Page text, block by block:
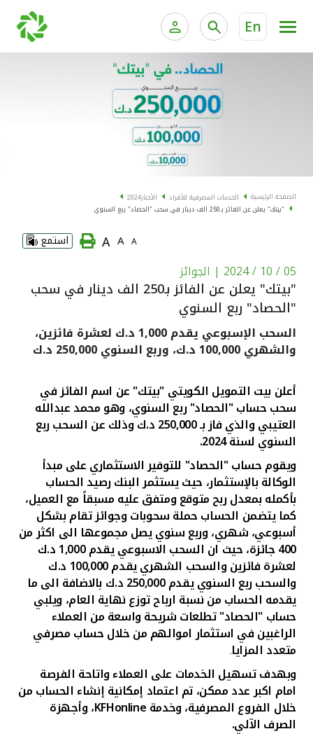
En
الخدمات المصرفية الإلكترونية للأفراد
الخدمات المصرفية الإلكترونية للشركات
خدمة "بيتك" للتداول الإلكتروني
الخدمات المصرفية للأفراد الخدمات المالية الخاصة
الحسابات المصرفية
البطاقات
"برامج العملاء"
الاستثمار
القنوات المصرفية
خدمات ما بعد البيع
اتصل بنا
مواقع الفروع وأجهزة الصرف الآلي
ألمانيا
ماليزيا
تركيا
مصر
المملكة المتحدة
الصفحة الرئيسية الخدمات المصرفية للأفراد الأخبار2024
"بيتك" يعلن عن الفائز بـ250 الف دينار في سحب "الحصاد" ربع السنوي
A
A
A استمع
05 / 10 / 2024 | الجوائز
"بيتك" يعلن عن الفائز بـ250 الف دينار في سحب
"الحصاد" ربع السنوي
السحب الإسبوعي يقدم 1,000 د.ك لعشرة فائزين،
والشهري 100,000 د.ك، وربع السنوي 250,000 د.ك
أعلن بيت التمويل الكويتي "بيتك" عن اسم الفائز في
سحب حساب "الحصاد" ربع السنوي، وهو محمد عبدالله
العتيبي والذي فاز بـ 250,000 د.ك وذلك عن السحب ربع
السنوي لسنة 2024.
ويقوم حساب "الحصاد" للتوفير الاستثماري على مبدأ
الوكالة بالإستثمار، حيث يستثمر البنك رصيد الحساب
بأكمله بمعدل ربح متوقع ومتفق عليه مسبقاً مع العميل،
كما يتضمن الحساب حملة سحوبات وجوائز تقام بشكل
أسبوعي، شهري، وربع سنوي يصل مجموعها الى اكثر من
400 جائزة، حيث ان السحب الاسبوعي يقدم 1,000 د.ك
لعشرة فائزين والسحب الشهري يقدم 100,000 د.ك
والسحب ربع السنوي يقدم 250,000 د.ك بالاضافة الى ما
يقدمه الحساب من نسبة ارباح توزع نهاية العام، ويلبي
حساب "الحصاد" تطلعات شريحة واسعة من العملاء
الراغبين في استثمار اموالهم من خلال حساب مصرفي
متعدد المزايا.
وبهدف تسهيل الخدمات على العملاء واتاحة الفرصة
امام اكبر عدد ممكن، تم اعتماد إمكانية إنشاء الحساب من
خلال الفروع المصرفية، وخدمةKFHonline، وأجهزة
الصرف الآلي.